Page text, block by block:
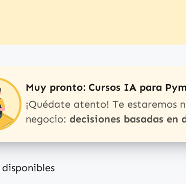
Muy pronto: Cursos IA para
¡Quédate atento! Te
negocio: decisiones basadas
disponibles